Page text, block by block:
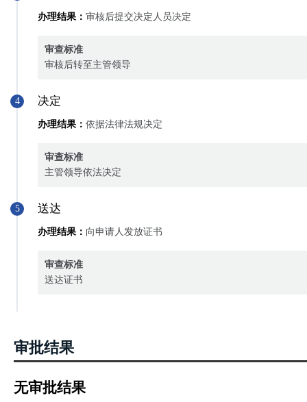
办理结果： 审核后提交决定人员决定
审查标准
审核后转至主管领导
4 决定
办理结果： 依据法律法规决定
审查标准
主管领导依法决定
5 送达
办理结果： 向申请人发放证书
审查标准
送达证书
审批结果
无审批结果